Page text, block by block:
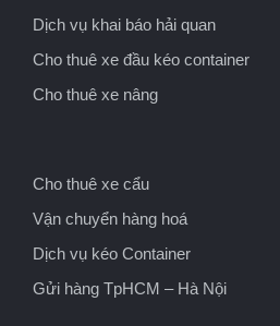
Dịch vụ khai báo hải quan
Cho thuê xe đầu kéo container
Cho thuê xe nâng
Cho thuê xe cẩu
Vận chuyển hàng hoá
Dịch vụ kéo Container
Gửi hàng TpHCM – Hà Nội